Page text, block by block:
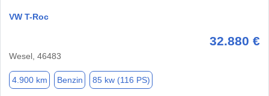
VW T-Roc
32.880 €
Wesel, 46483
4.900 km Benzin 85 kw (116 PS)